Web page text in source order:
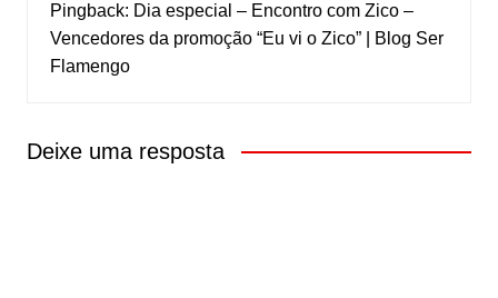
Pingback: Dia especial – Encontro com Zico –
Vencedores da promoção “Eu vi o Zico” | Blog Ser
Flamengo
Deixe uma resposta